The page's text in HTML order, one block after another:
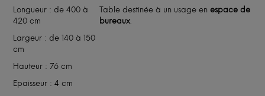
Longueur : de 400 à
420 cm
Largeur : de 140 à 150
cm
Hauteur : 76 cm
Epaisseur : 4 cm
Table destinée à un usage enespace de
bureaux